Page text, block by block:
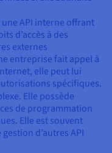
une API interne offrant
d’accès à des
externes
entreprise fait appel à
elle peut lui
spécifiques.
Elle possède
de programmation
Elle est souvent
d’autres API